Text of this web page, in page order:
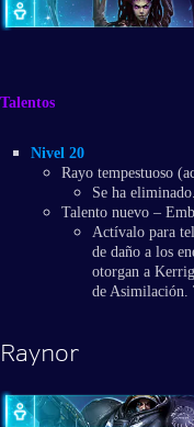
Talentos
Nivel 20
Rayo tempestuoso
Se ha eliminado.
Talento nuevo –
Actívalo para
de daño a los
otorgan a
de Asimilación.
Raynor